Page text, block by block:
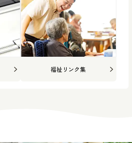
福祉リンク集